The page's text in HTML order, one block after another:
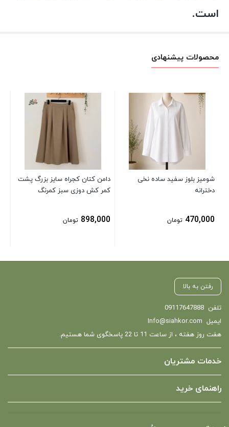
است.
محصولات پیشنهادی
شومیز بلوز سفید ساده نخی
دخترانه
470,000 تومان
دامن کتان کجراه سایز بزرگ پشت
کمر کش دوزی سبز کمرنگ
898,000 تومان
رفتن به بالا
تلفن 09117647888
ایمیل Info@siahkor.com
هفت روز هفته ، از ساعت 11 تا 22 پاسخگوی شما هستیم.
خدمات مشتریان
راهنمای خرید